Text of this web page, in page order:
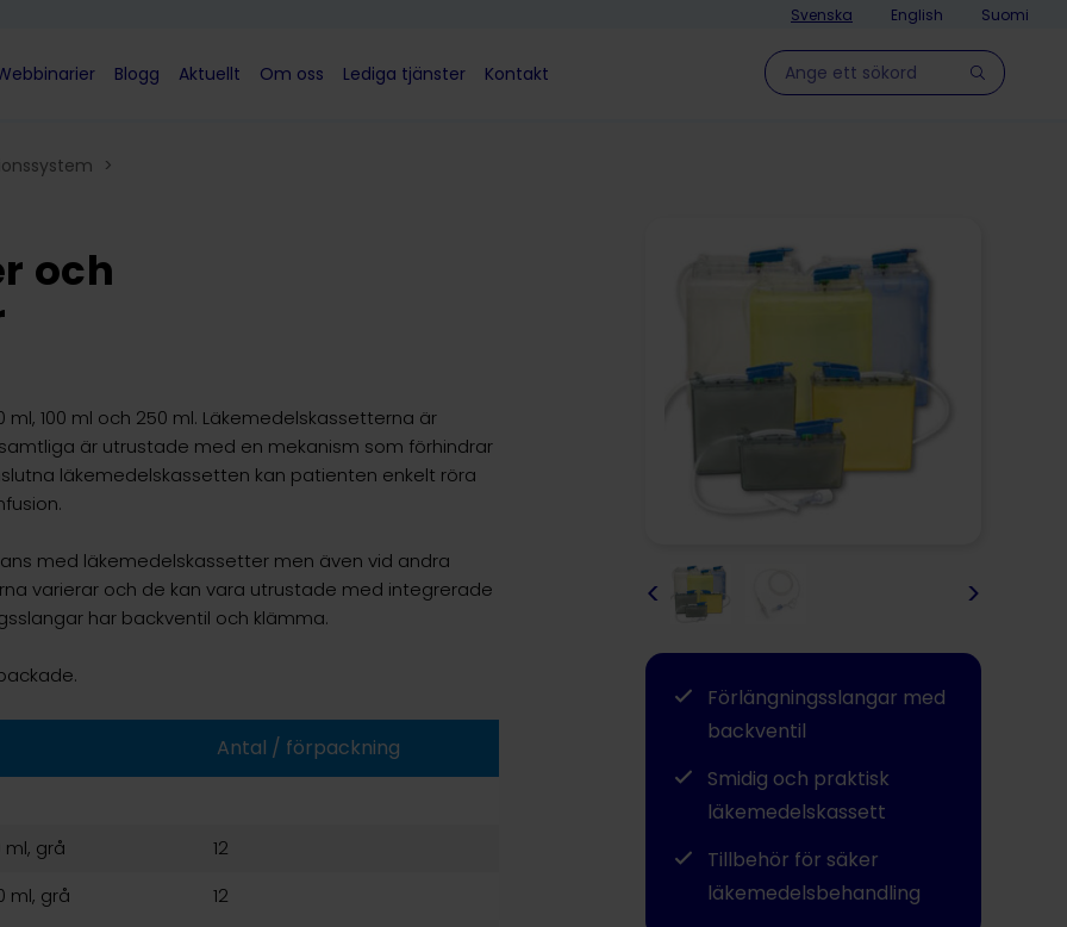
Svenska English Suomi
Blogg Aktuellt Om oss Lediga tjänster Kontakt Hae sivulla
>
och
100 ml och 250 ml. Läkemedelskassetterna är
är utrustade med en mekanism som förhindrar
läkemedelskassetten kan patienten enkelt röra
med läkemedelskassetter men även vid andra
varierar och de kan vara utrustade med integrerade
har backventil och klämma.
Antal / förpackning
grå
12
ml, grå
12
>
<
Förlängningsslangar med
backventil
Smidig och praktisk
läkemedelskassett
Tillbehör för säker
läkemedelsbehandling